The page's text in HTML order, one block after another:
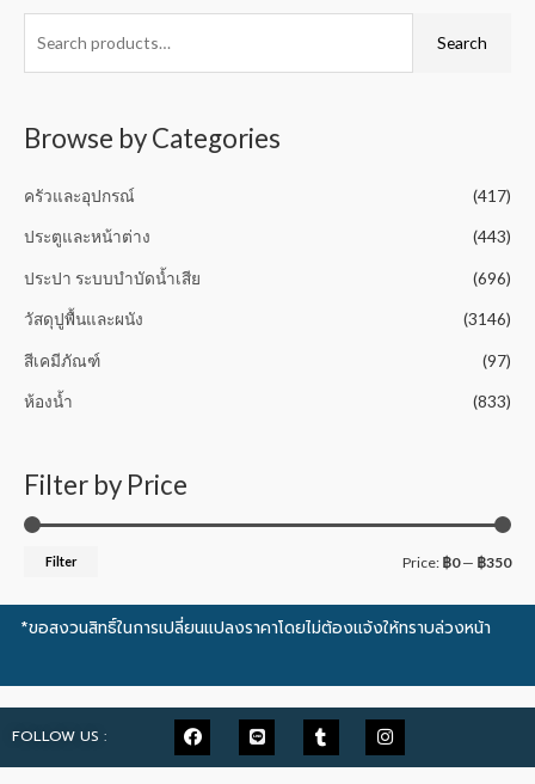
o
5
d
o
Search
Browse by Categories
ครัวและอุปกรณ์ (417)
ประตูและหน้าต่าง (443)
ประปา ระบบบำบัดน้ำเสีย (696)
วัสดุปูพื้นและผนัง (3146)
สีเคมีภัณฑ์ (97)
ห้องน้ำ (833)
Filter by Price
Filter Price: ฿0— ฿350
*ขอสงวนสิทธิ์ในการเปลี่ยนแปลงราคาโดยไม่ต้องแจ้งให้ทราบล่วงหน้า
FOLLOW US :